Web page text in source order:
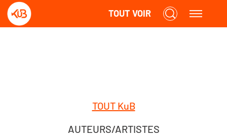
TOUT VOIR
TOUT KuB
AUTEURS/ARTISTES